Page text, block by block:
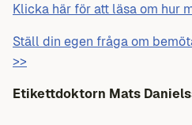
Klicka här för att läsa om hur
Ställ din egen fråga om
>>
Etikettdoktorn Mats